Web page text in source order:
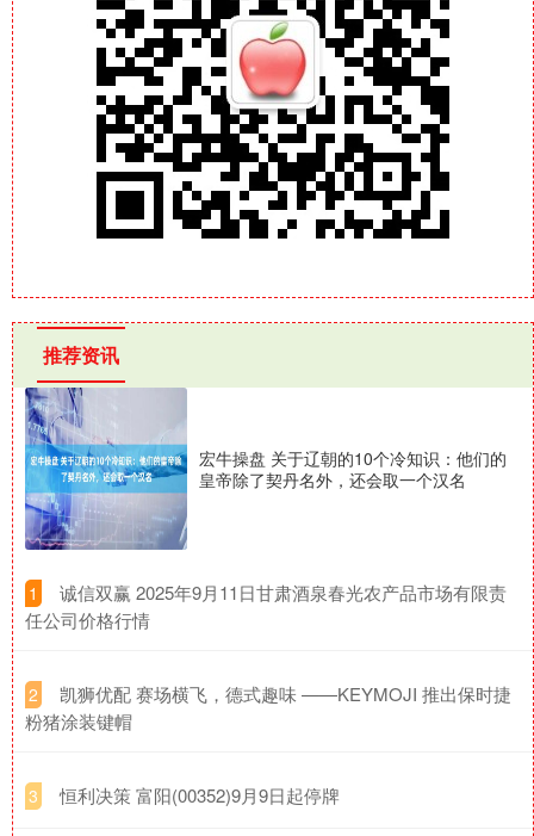
推荐资讯
宏牛操盘 关于辽朝的10个冷知识：他们的
皇帝除了契丹名外，还会取一个汉名
1
​诚信双赢 2025年9月11日甘肃酒泉春光农产品市场有限责
任公司价格行情
2
​凯狮优配 赛场横飞，德式趣味 ——KEYMOJI 推出保时捷
粉猪涂装键帽
3 ​恒利决策 富阳(00352)9月9日起停牌